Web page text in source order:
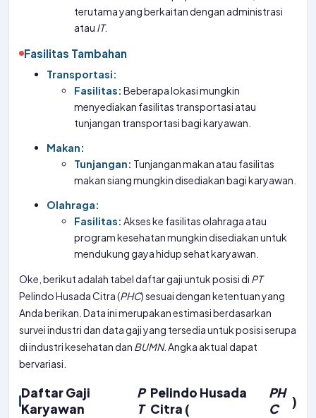
terutama yang berkaitan dengan administrasi
atau IT.
Fasilitas Tambahan
Transportasi:
Fasilitas: Beberapa lokasi mungkin
menyediakan fasilitas transportasi atau
tunjangan transportasi bagi karyawan.
Makan:
Tunjangan: Tunjangan makan atau fasilitas
makan siang mungkin disediakan bagi karyawan.
Olahraga:
Fasilitas: Akses ke fasilitas olahraga atau
program kesehatan mungkin disediakan untuk
mendukung gaya hidup sehat karyawan.
Oke, berikut adalah tabel daftar gaji untuk posisi di PT
Pelindo Husada Citra (PHC) sesuai dengan ketentuan yang
Anda berikan. Data ini merupakan estimasi berdasarkan
survei industri dan data gaji yang tersedia untuk posisi serupa
di industri kesehatan dan BUMN. Angka aktual dapat
bervariasi.
Daftar Gaji
Karyawan
P
T
Pelindo Husada
Citra (
PH
C
)